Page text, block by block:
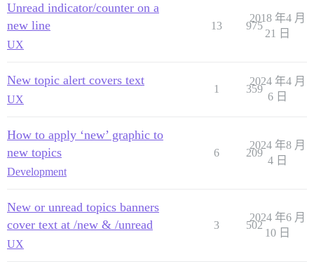
Unread indicator/counter on a
new line
UX
13 975
2018 年4 月
21 日
New topic alert covers text
UX
1 359
2024 年4 月
6 日
How to apply ‘new’ graphic to
new topics
Development
6 209
2024 年8 月
4 日
New or unread topics banners
cover text at /new & /unread
UX
3 502
2024 年6 月
10 日